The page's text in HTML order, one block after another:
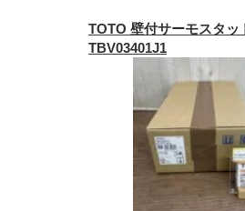
TOTO 壁付サーモスタッ
TBV03401J1